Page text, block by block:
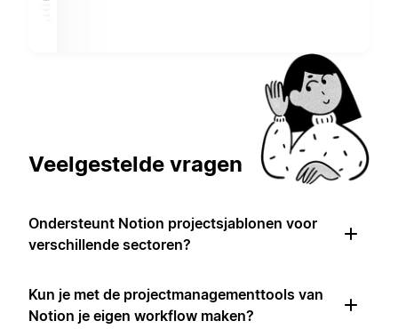
Veelgestelde vragen
Ondersteunt Notion projectsjablonen voor
verschillende sectoren?
Kun je met de projectmanagementtools van
Notion je eigen workflow maken?